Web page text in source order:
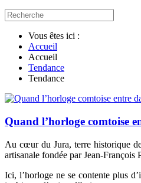
Vous êtes ici :
Accueil
Accueil
Tendance
Tendance
Quand l’horloge comtoise
Au cœur du Jura, terre historique
artisanale fondée par Jean-
Ici, l’horloge ne se contente plus